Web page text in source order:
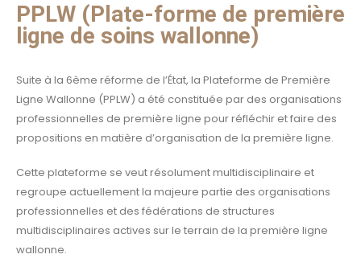
PPLW (Plate-forme de première
ligne de soins wallonne)
Suite à la 6ème réforme de l’État, la Plateforme de Première
Ligne Wallonne (PPLW) a été constituée par des organisations
professionnelles de première ligne pour réfléchir et faire des
propositions en matière d’organisation de la première ligne.
Cette plateforme se veut résolument multidisciplinaire et
regroupe actuellement la majeure partie des organisations
professionnelles et des fédérations de structures
multidisciplinaires actives sur le terrain de la première ligne
wallonne.